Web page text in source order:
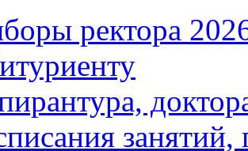
ректора